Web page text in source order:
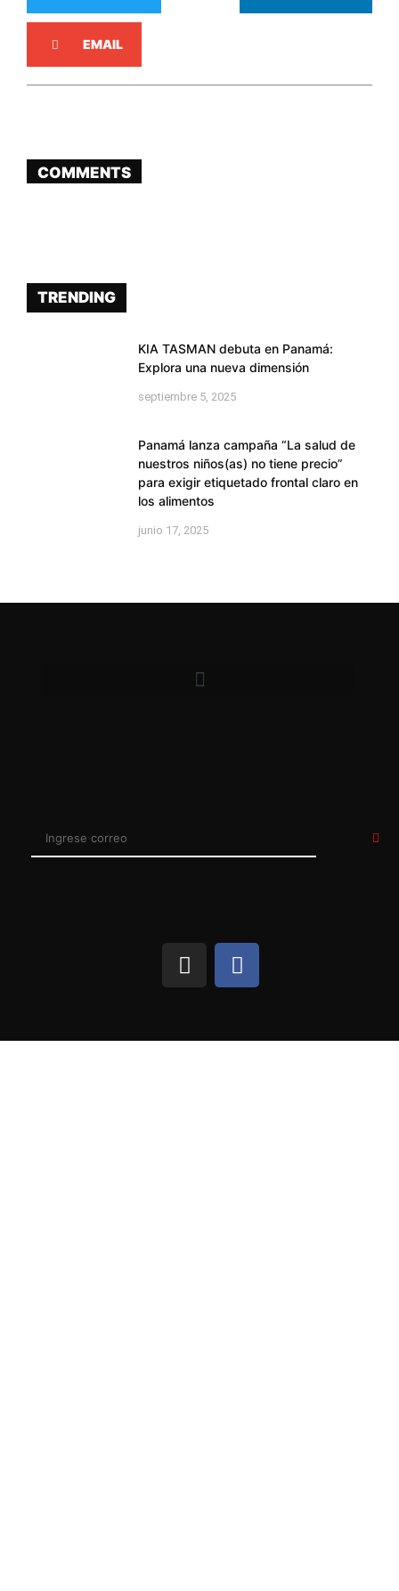
EMAIL
COMMENTS
TRENDING
KIA TASMAN debuta en Panamá:
Explora una nueva dimensión
septiembre 5, 2025
Panamá lanza campaña “La salud de
nuestros niños(as) no tiene precio”
para exigir etiquetado frontal claro en
los alimentos
junio 17, 2025